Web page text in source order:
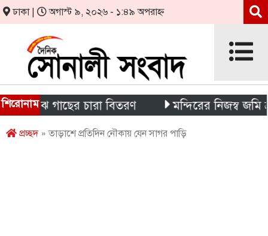
ঢাকা | অগাস্ট ৯, ২০২৬ - ১:৪৯ অপরাহ্ন
শিরোনামগাছের চারা বিতরণ মন্দিরের নিজস্ব জমি ক্রয়
প্রচ্ছদ» তাড়াশে প্রতিদিন নৌকায় যেন সাগর পাড়ি